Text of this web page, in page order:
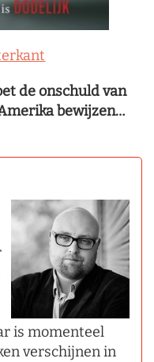
de onschuld van
bewijzen…
is momenteel
verschijnen in